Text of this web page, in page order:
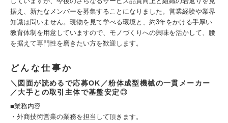
据え、新たなメンバーを募集することになりました。営業経験や業界
知識は問いません。現物を見て学べる環境と、約3年をかける手厚い
教育体制を用意していますので、モノづくりへの興味を活かして、腰
を据えて専門性を磨きたい方を歓迎します。
どんな仕事か
＼図面が読めるで応募OK／粉体成型機械の一貫メーカー
／大手との取引主体で基盤安定◎
■業務内容
・外商技術営業の業務を担当して頂きます。